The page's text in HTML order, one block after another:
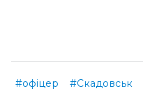
#офіцер #Скадовськ